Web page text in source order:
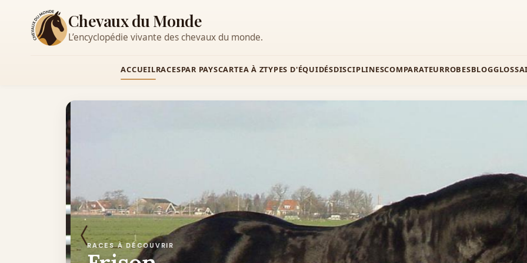
Chevaux du Monde
L’encyclopédie vivante des chevaux du monde.
ACCUEILRACESPAR PAYSCARTEA À ZTYPES D'ÉQUIDÉSDISCIPLINESCOMPARATEURROBESBLOG
RACES À DÉCOUVRIR